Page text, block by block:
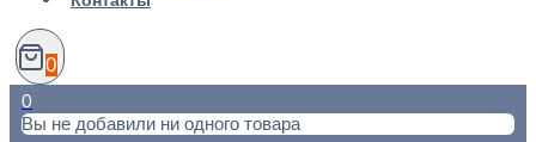
0
0
Вы не добавили ни одного товара